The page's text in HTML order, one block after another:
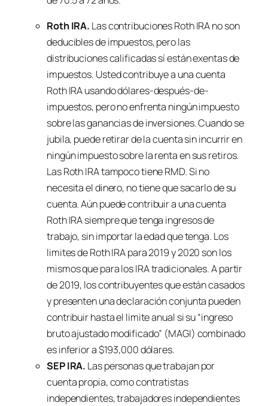
Roth IRA. Las contribuciones Roth IRA no son
deducibles de impuestos, pero las
distribuciones calificadas sí están exentas de
impuestos. Usted contribuye a una cuenta
Roth IRA usando dólares-después-de-
impuestos, pero no enfrenta ningún impuesto
sobre las ganancias de inversiones. Cuando se
jubila, puede retirar de la cuenta sin incurrir en
ningún impuesto sobre la renta en sus retiros.
Las Roth IRA tampoco tiene RMD. Si no
necesita el dinero, no tiene que sacarlo de su
cuenta. Aún puede contribuir a una cuenta
Roth IRA siempre que tenga ingresos de
trabajo, sin importar la edad que tenga. Los
limites de Roth IRA para 2019 y 2020 son los
mismos que para los IRA tradicionales. A partir
de 2019, los contribuyentes que están casados
y presenten una declaración conjunta pueden
contribuir hasta el limite anual si su “ingreso
bruto ajustado modificado” (MAGI) combinado
es inferior a $193,000 dólares.
SEP IRA. Las personas que trabajan por
cuenta propia, como contratistas
independientes, trabajadores independientes